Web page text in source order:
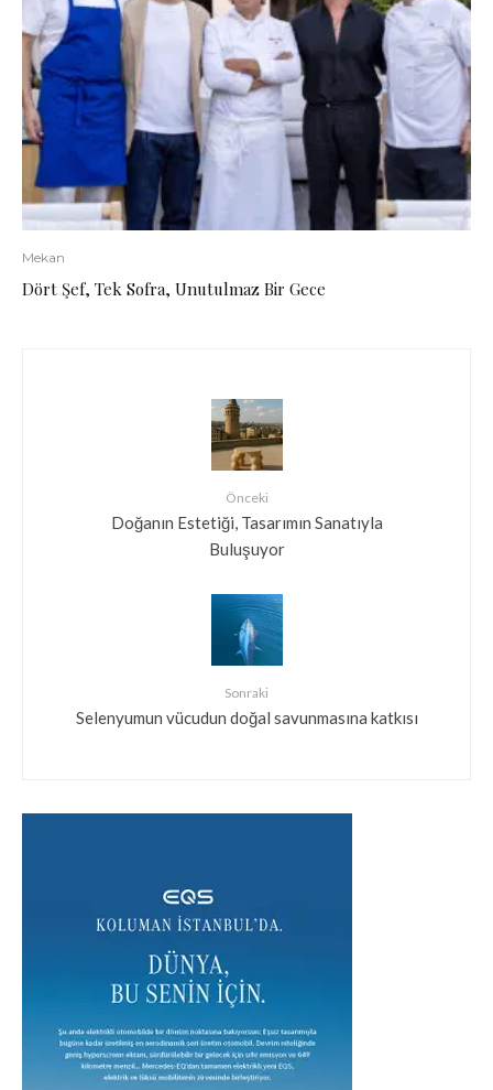
Mekan
Dört Şef, Tek Sofra, Unutulmaz Bir Gece
Önceki
Doğanın Estetiği, Tasarımın Sanatıyla
Buluşuyor
Sonraki
Selenyumun vücudun doğal savunmasına katkısı